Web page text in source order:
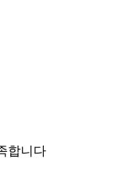
합니다